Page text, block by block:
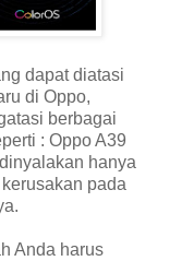
dapat diatasi
di Oppo,
berbagai
: Oppo A39
hanya
pada
Anda harus